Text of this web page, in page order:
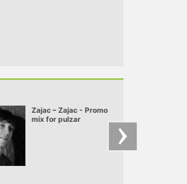
Zajac – Zajac - Promo
mix for pulzar